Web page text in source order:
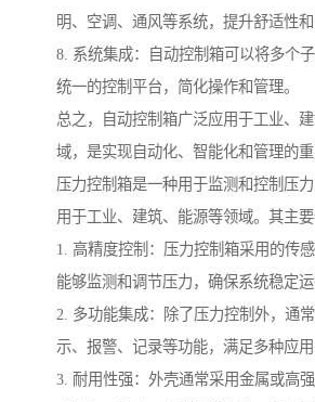
明、空调、通风等系统，提升舒适性和
8. 系统集成：自动控制箱可以将多个
统一的控制平台，简化操作和管理。
总之，自动控制箱广泛应用于工业、
域，是实现自动化、智能化和管理的重
压力控制箱是一种用于监测和控制压
用于工业、建筑、能源等领域。其主要
1. 高精度控制：压力控制箱采用的传感
能够监测和调节压力，确保系统稳定运
2. 多功能集成：除了压力控制外，通
示、报警、记录等功能，满足多种应用
3. 耐用性强：外壳通常采用金属或高